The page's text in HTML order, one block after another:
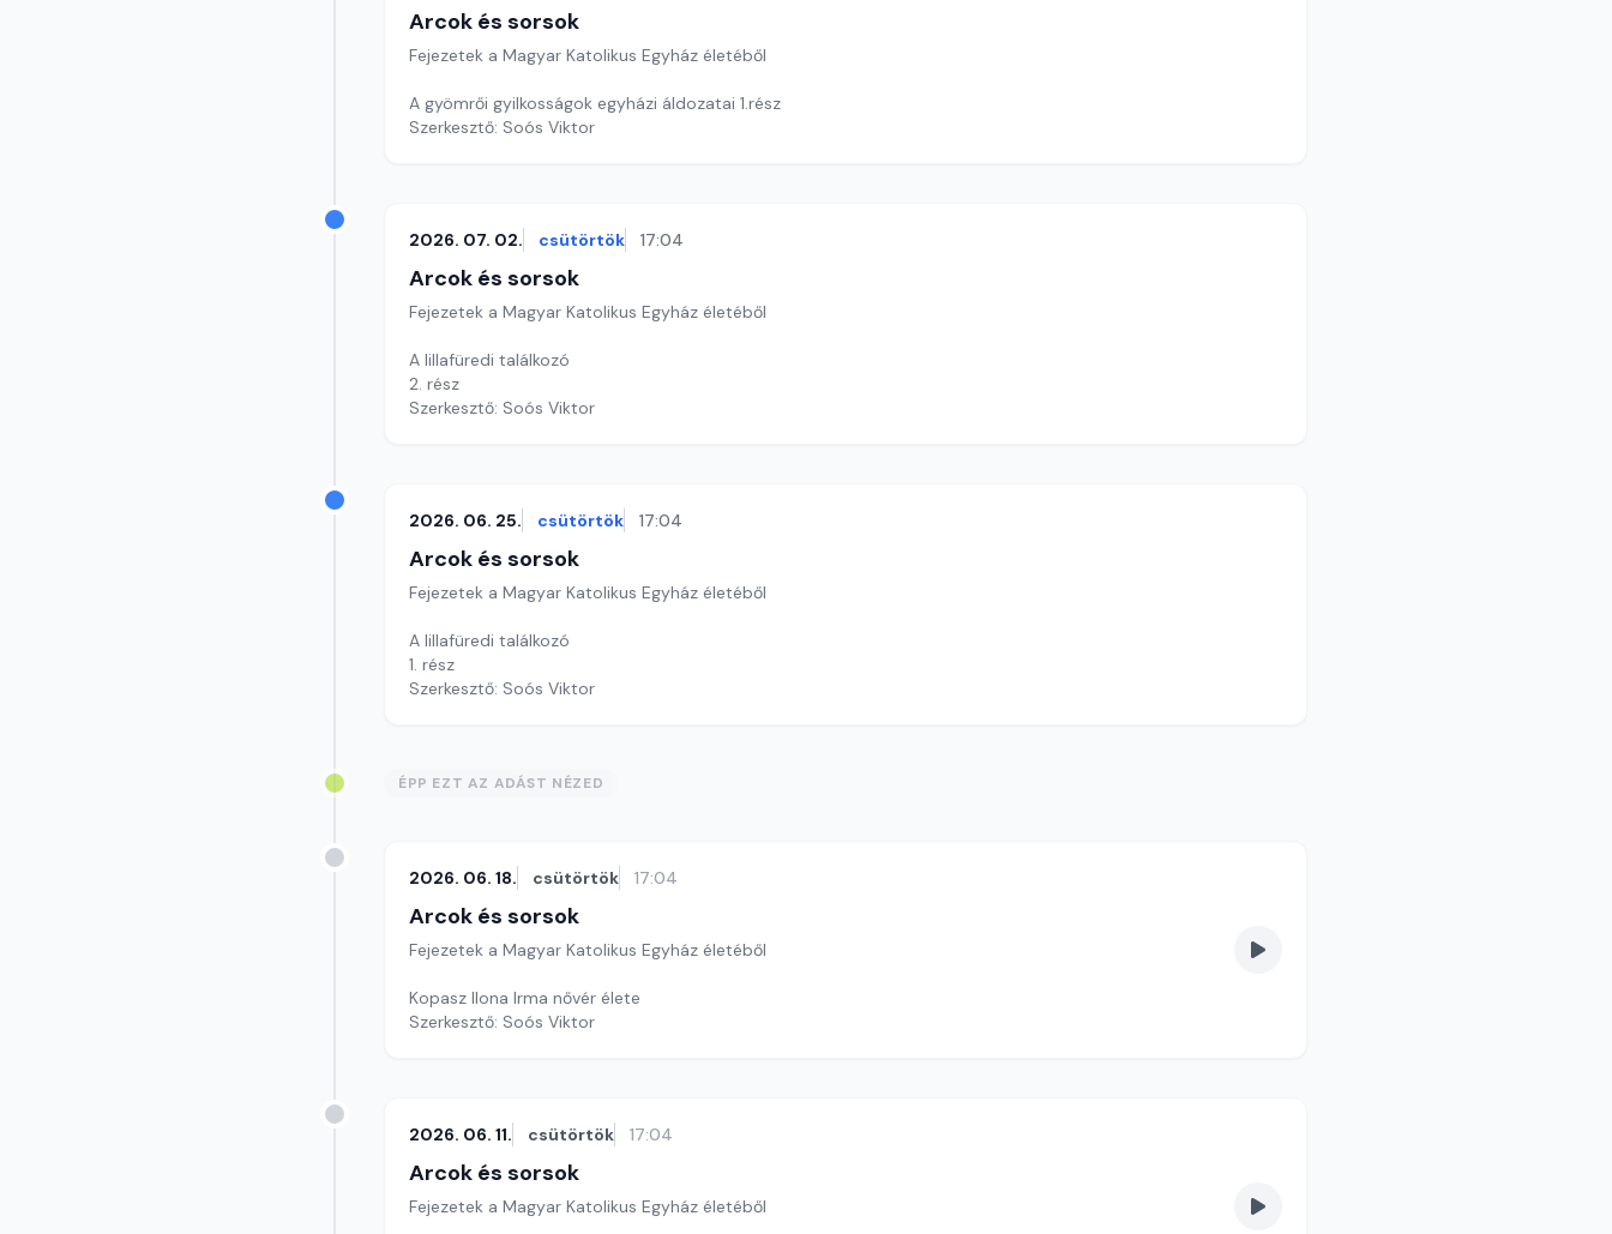
Arcok és sorsok
Fejezetek a Magyar Katolikus Egyház életéből
A gyömrői gyilkosságok egyházi áldozatai 1.rész
Szerkesztő: Soós Viktor
2026. 07. 02. csütörtök 17:04
Arcok és sorsok
Fejezetek a Magyar Katolikus Egyház életéből
A lillafüredi találkozó
2. rész
Szerkesztő: Soós Viktor
2026. 06. 25. csütörtök 17:04
Arcok és sorsok
Fejezetek a Magyar Katolikus Egyház életéből
A lillafüredi találkozó
1. rész
Szerkesztő: Soós Viktor
ÉPP EZT AZ ADÁST NÉZED
2026. 06. 18. csütörtök 17:04
Arcok és sorsok
Fejezetek a Magyar Katolikus Egyház életéből
Kopasz Ilona Irma nővér élete
Szerkesztő: Soós Viktor
2026. 06. 11. csütörtök 17:04
Arcok és sorsok
Fejezetek a Magyar Katolikus Egyház életéből